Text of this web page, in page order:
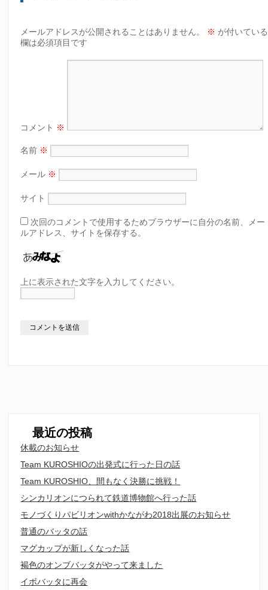
メールアドレスが公開されることはありません。 ※ が付いている
欄は必須項目です
コメント ※
名前 ※
メール ※
サイト
次回のコメントで使用するためブラウザーに自分の名前、メー
ルアドレス、サイトを保存する。
上に表示された文字を入力してください。
最近の投稿
休載のお知らせ
Team KUROSHIOの出発式に行った日の話
Team KUROSHIO、間もなく決勝に挑戦！
シンカリオンにつられて鉄道博物館へ行った話
モノづくりパビリオンwithかながわ2018出展のお知らせ
普通のバッタの話
マグカップが新しくなった話
褐色のオンブバッタがやって来ました
イボバッタに再会